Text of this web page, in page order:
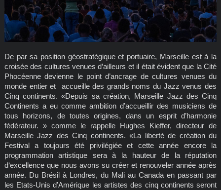
De par sa position géostratégique et portuaire, Marseille est à la
croisée des cultures venues d’ailleurs et il était évident que la Cité
Phocéenne devienne le point d’ancrage de cultures venues du
monde entier et accueille des grands noms du Jazz venus des
Cinq continents. «Depuis sa création, Marseille Jazz des Cinq
Continents a eu comme ambition d’accueillir des musiciens de
tous horizons, de toutes origines, dans un esprit d’harmonie
fédérateur. » comme le rappelle Hughes Kieffer, directeur de
Marseille Jazz des Cinq continents. «La liberté de création du
Festival a toujours été privilégiée et cette année encore la
programmation artistique sera à la hauteur de la réputation
d‘excellence que nous avons su créer et renouveler année après
année. Du Brésil à Londres, du Mali au Canada en passant par
les Etats-Unis d’Amérique les artistes des cinq continents seront